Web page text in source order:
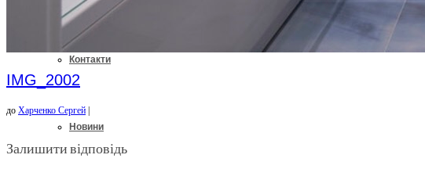
Контакти
Новини
IMG_2002
до Харченко Сергей
Залишити відповідь